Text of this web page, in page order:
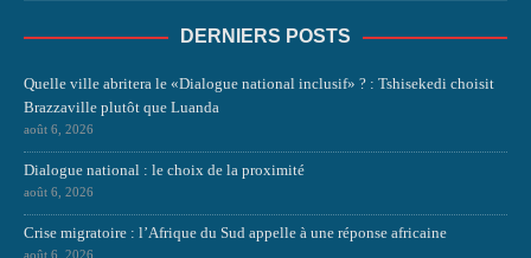
DERNIERS POSTS
Quelle ville abritera le «Dialogue national inclusif» ? : Tshisekedi choisit
Brazzaville plutôt que Luanda
août 6, 2026
Dialogue national : le choix de la proximité
août 6, 2026
Crise migratoire : l’Afrique du Sud appelle à une réponse africaine
août 6, 2026